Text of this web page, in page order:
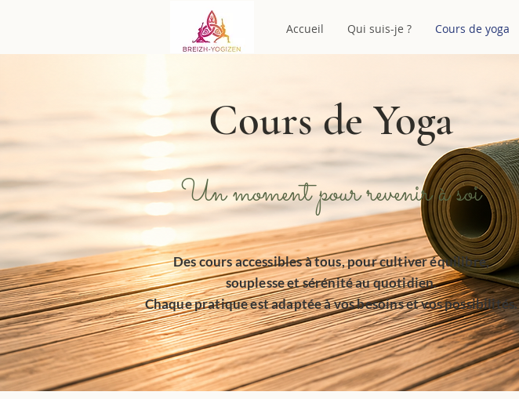
Accueil Qui suis-je ? Cours de yoga
Un moment pour revenir à soi
Des cours accessibles à tous, pour cultiver équilibre,
souplesse et sérénité au quotidien.
Chaque pratique est adaptée à vos besoins et vos possibilités.
Cours de Yoga